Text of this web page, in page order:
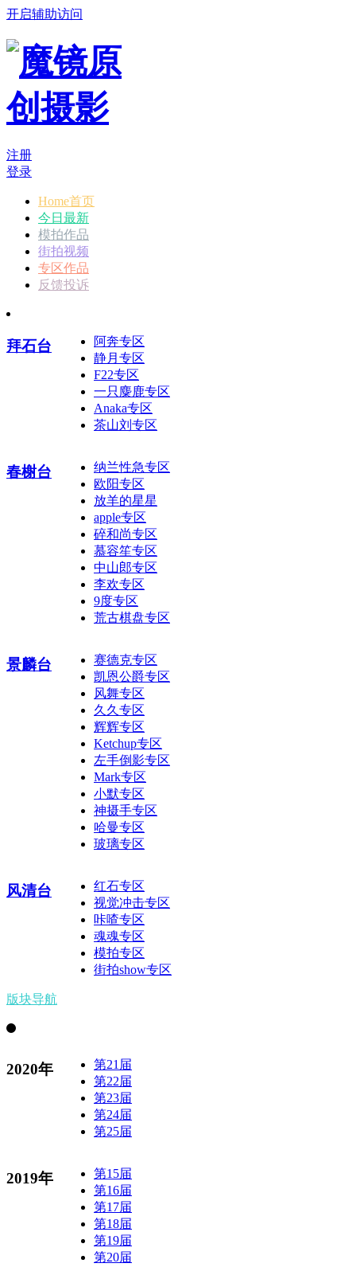
开启辅助访问
注册
登录
Home首页
今日最新
模拍作品
街拍视频
专区作品
反馈投诉
拜石台
阿奔专区
静月专区
F22专区
一只麋鹿专区
Anaka专区
茶山刘专区
春榭台
纳兰性急专区
欧阳专区
放羊的星星
apple专区
碎和尚专区
慕容笙专区
中山郎专区
李欢专区
9度专区
荒古棋盘专区
景麟台
赛德克专区
凯恩公爵专区
风舞专区
久久专区
辉辉专区
Ketchup专区
左手倒影专区
Mark专区
小默专区
神摄手专区
哈曼专区
玻璃专区
风清台
红石专区
视觉冲击专区
咔喳专区
魂魂专区
模拍专区
街拍show专区
版块导航
2020年
第21届
第22届
第23届
第24届
第25届
2019年
第15届
第16届
第17届
第18届
第19届
第20届